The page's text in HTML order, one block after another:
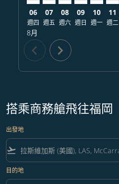
06
週四
8月
07
週五
08
週六
09
週日
10
週一
11
週二
chevron_left chevron_right
搭乘商務艙飛往福岡
出發地
flight_takeoff
目的地